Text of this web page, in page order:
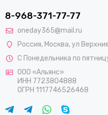
8-968-371-77-77
oneday365@mail.ru
Россия, Москва,ул
С Понедельника по
ООО «Альянс»
ИНН 7723804888
ОГРН 1117746526468